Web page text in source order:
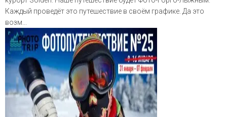
Каждый проведёт это путешествие в своём графике. Да это
возм...